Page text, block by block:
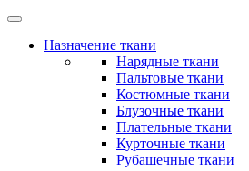
Назначение ткани
Нарядные ткани
Пальтовые ткани
Костюмные ткани
Блузочные ткани
Плательные ткани
Курточные ткани
Рубашечные ткани